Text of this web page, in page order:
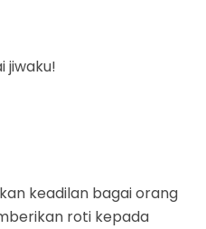
jiwaku!
keadilan bagai orang
roti kepada